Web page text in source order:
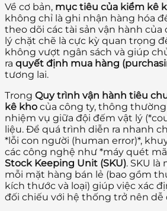
Về cơ bản, mục tiêu của kiểm kê
không chỉ là ghi nhận hàng hóa
theo dõi các tài sản vận hành của
lý chặt chẽ là cực kỳ quan trọng
không vượt ngân sách và giúp
ra quyết định mua hàng
tương lai.
Trong Quy trình vận hành tiêu
kê kho của công ty, thông
nhiệm vụ giữa đội đếm vật lý
liệu. Để quá trình diễn ra nhanh
*lỗi con người (human error)*,
các công nghệ như *máy quét
Stock Keeping Unit (SKU). SKU
mỗi mặt hàng bán lẻ (bao gồm
kích thước và loại) giúp việc xác
đối chiếu với hệ thống trở nên dễ